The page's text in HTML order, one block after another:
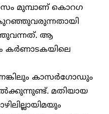
മുമ്പാണ് കൊറഗ
ആ
കർണാടകയിലെ
കാസർഗോഡും
മതിയായ